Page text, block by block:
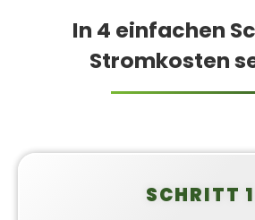
In 4 einfachen
Stromkosten
SCHRITT 1